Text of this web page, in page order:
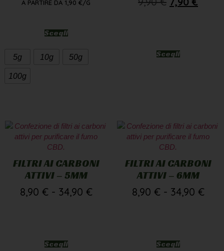
A PARTIRE DA 1,90 €/G
Scegli
5g 10g 50g
100g
Scegli
FILTRI AI CARBONI
ATTIVI – 5MM
8,90 € - 34,90 €
Scegli
FILTRI AI CARBONI
ATTIVI – 6MM
8,90 € - 34,90 €
Scegli